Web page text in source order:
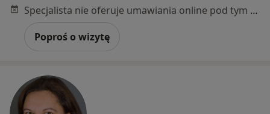
Specjalista nie oferuje umawiania online pod tym adresem.
Poproś o wizytę